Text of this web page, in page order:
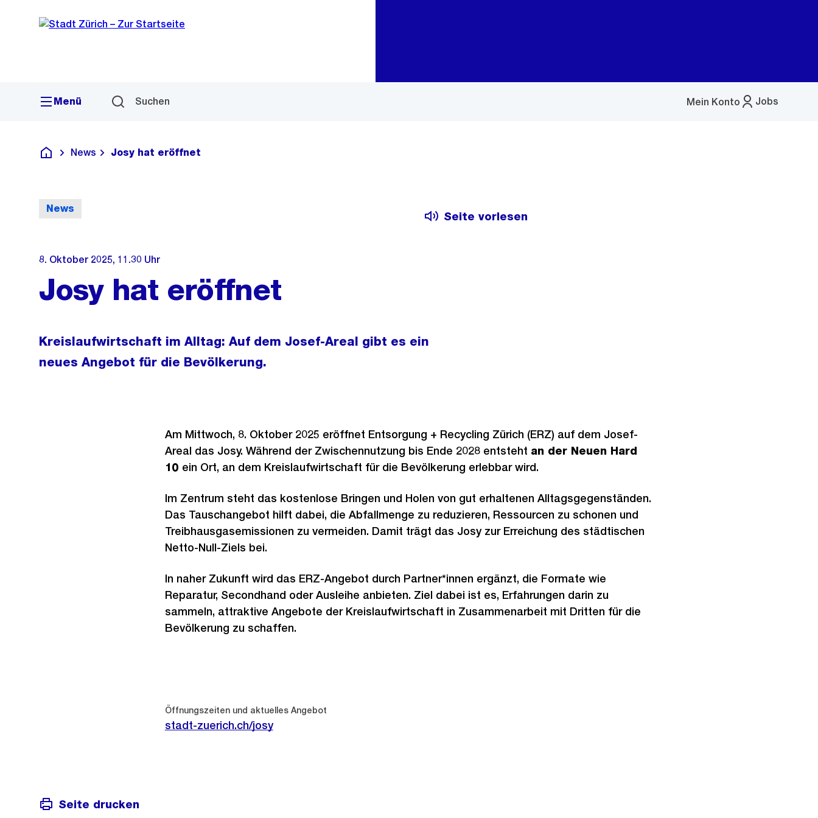
Navigation
Sprunglink
Menü Suchen Jobs
Mein Konto
Menü
Deutsch
News Josy hat eröffnet
News
Seite vorlesen
8. Oktober 2025, 11.30 Uhr
Josy hat eröffnet
Kreislaufwirtschaft im Alltag: Auf dem Josef-Areal gibt es ein
neues Angebot für die Bevölkerung.
Am Mittwoch, 8. Oktober 2025 eröffnet Entsorgung + Recycling Zürich (ERZ) auf dem Josef-
Areal das Josy. Während der Zwischennutzung bis Ende 2028 entsteht an der Neuen Hard
10 ein Ort, an dem Kreislaufwirtschaft für die Bevölkerung erlebbar wird.
Im Zentrum steht das kostenlose Bringen und Holen von gut erhaltenen Alltagsgegenständen.
Das Tauschangebot hilft dabei, die Abfallmenge zu reduzieren, Ressourcen zu schonen und
Treibhausgasemissionen zu vermeiden. Damit trägt das Josy zur Erreichung des städtischen
Netto-Null-Ziels bei.
In naher Zukunft wird das ERZ-Angebot durch Partner*innen ergänzt, die Formate wie
Reparatur, Secondhand oder Ausleihe anbieten. Ziel dabei ist es, Erfahrungen darin zu
sammeln, attraktive Angebote der Kreislaufwirtschaft in Zusammenarbeit mit Dritten für die
Bevölkerung zu schaffen.
Öffnungszeiten und aktuelles Angebot
stadt-zuerich.ch/josy
Seite drucken